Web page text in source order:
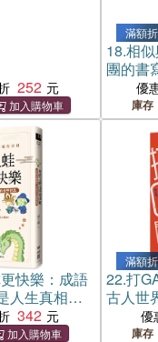
252
滿額折
18.相
團的書
優
庫存
快樂：成語
人生真相與
342
滿額折
22.打
古人世
遊戲優
庫存